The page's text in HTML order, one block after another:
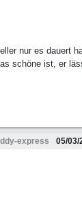
nur es dauert
schöne ist, er
express 05/03/